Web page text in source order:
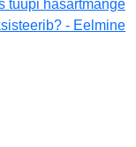
tüüpi hasartmänge
- Eelmine